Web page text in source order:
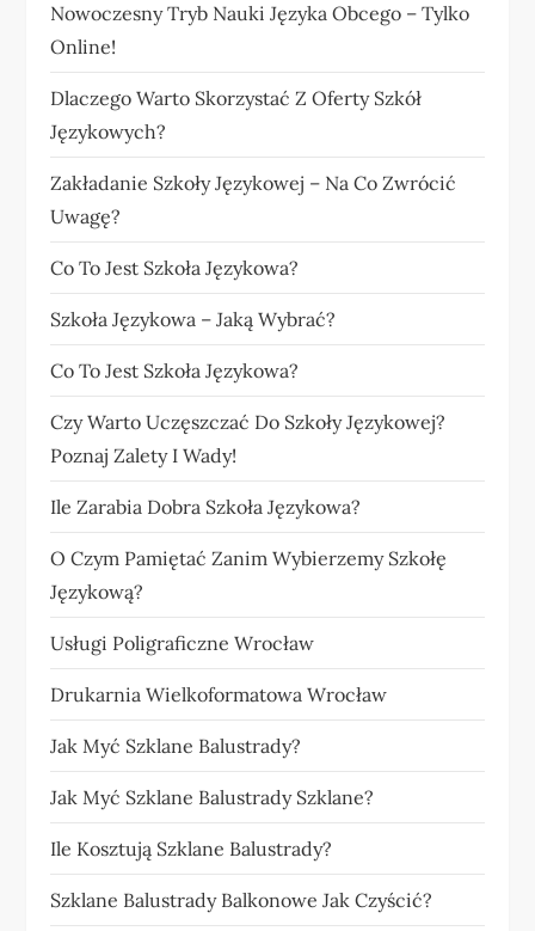
Nowoczesny Tryb Nauki Języka Obcego – Tylko
Online!
Dlaczego Warto Skorzystać Z Oferty Szkół
Językowych?
Zakładanie Szkoły Językowej – Na Co Zwrócić
Uwagę?
Co To Jest Szkoła Językowa?
Szkoła Językowa – Jaką Wybrać?
Co To Jest Szkoła Językowa?
Czy Warto Uczęszczać Do Szkoły Językowej?
Poznaj Zalety I Wady!
Ile Zarabia Dobra Szkoła Językowa?
O Czym Pamiętać Zanim Wybierzemy Szkołę
Językową?
Usługi Poligraficzne Wrocław
Drukarnia Wielkoformatowa Wrocław
Jak Myć Szklane Balustrady?
Jak Myć Szklane Balustrady Szklane?
Ile Kosztują Szklane Balustrady?
Szklane Balustrady Balkonowe Jak Czyścić?